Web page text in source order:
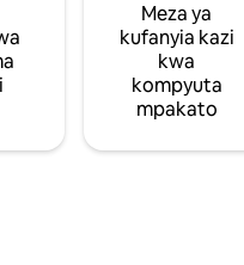
Meza ya
kufanyia kazi
kwa
kompyuta
mpakato